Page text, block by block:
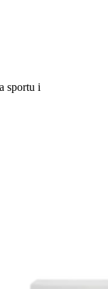
sportu i